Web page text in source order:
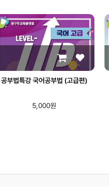
공부법특강 국어공부법 (고급편)
5,000원